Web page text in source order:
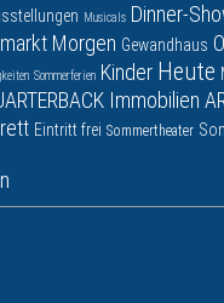
Musicals Dinner-
Morgen Gewandhaus
Sommerferien Kinder Heute
Immobilien
Eintritt frei Sommertheater